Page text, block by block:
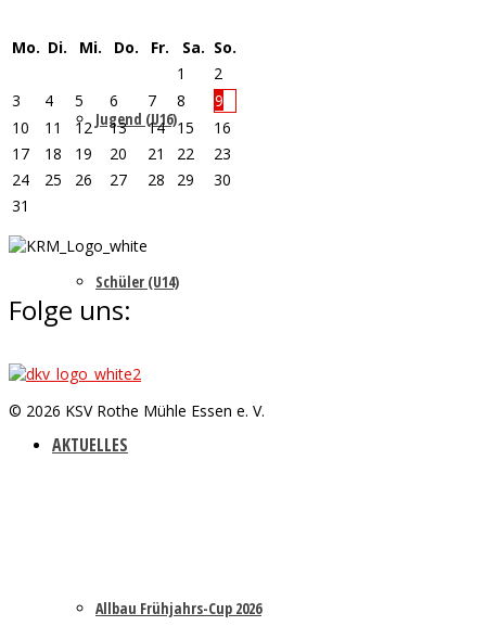
Jugend (U16)
Schüler (U14)
AKTUELLES
Allbau Frühjahrs-Cup 2026
Mo. Di. Mi. Do. Fr. Sa. So.
1
2
3
4 5 6 7 8
9
10
11 12 13 14 15
16
17
18 19 20 21 22
23
24
25 26 27 28 29
30
31
Folge uns:
© 2026 KSV Rothe Mühle Essen e. V.